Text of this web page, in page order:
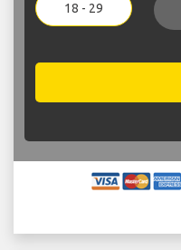
18 - 29